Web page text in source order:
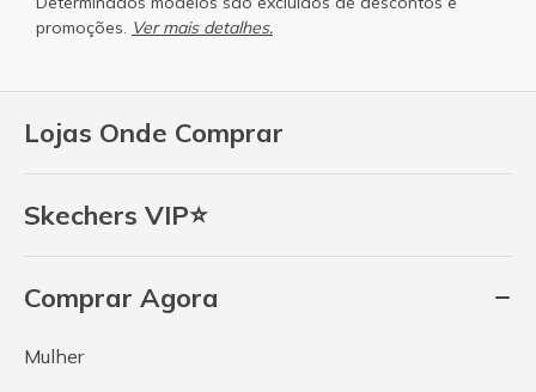
Lojas Onde Comprar
Skechers VIP⭐
Comprar Agora
Mulher
promoções. Ver mais detalhes.